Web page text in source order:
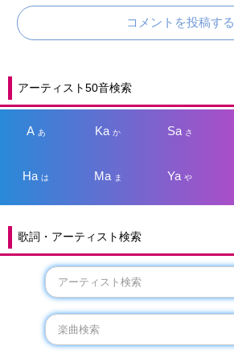
コメントを投稿する
アーティスト50音検索
A あ Kaか Sa さ
Haは Ma ま Yaや
歌詞・アーティスト検索